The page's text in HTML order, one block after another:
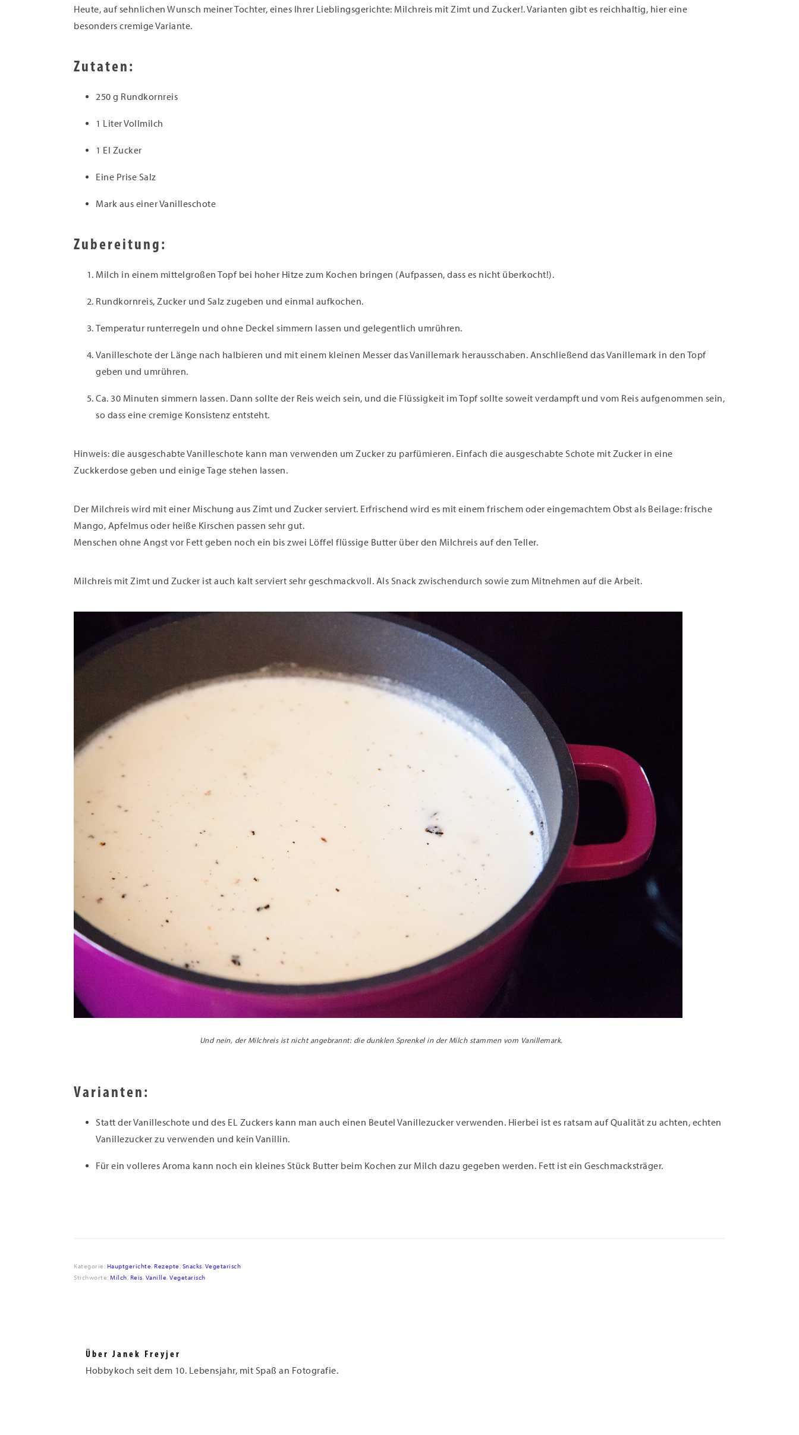
Heute, auf sehnlichen Wunsch meiner Tochter, eines Ihrer Lieblingsgerichte: Milchreis mit Zimt und Zucker!. Varianten gibt es reichhaltig, hier eine
besonders cremige Variante.
Zutaten:
250 g Rundkornreis
1 Liter Vollmilch
1 El Zucker
Eine Prise Salz
Mark aus einer Vanilleschote
Zubereitung:
Milch in einem mittelgroßen Topf bei hoher Hitze zum Kochen bringen (Aufpassen, dass es nicht überkocht!).
Rundkornreis, Zucker und Salz zugeben und einmal aufkochen.
Temperatur runterregeln und ohne Deckel simmern lassen und gelegentlich umrühren.
Vanilleschote der Länge nach halbieren und mit einem kleinen Messer das Vanillemark herausschaben. Anschließend das Vanillemark in den Topf
geben und umrühren.
Ca. 30 Minuten simmern lassen. Dann sollte der Reis weich sein, und die Flüssigkeit im Topf sollte soweit verdampft und vom Reis aufgenommen sein,
so dass eine cremige Konsistenz entsteht.
Hinweis: die ausgeschabte Vanilleschote kann man verwenden um Zucker zu parfümieren. Einfach die ausgeschabte Schote mit Zucker in eine
Zuckkerdose geben und einige Tage stehen lassen.
Der Milchreis wird mit einer Mischung aus Zimt und Zucker serviert. Erfrischend wird es mit einem frischem oder eingemachtem Obst als Beilage: frische
Mango, Apfelmus oder heiße Kirschen passen sehr gut.
Menschen ohne Angst vor Fett geben noch ein bis zwei Löffel flüssige Butter über den Milchreis auf den Teller.
Milchreis mit Zimt und Zucker ist auch kalt serviert sehr geschmackvoll. Als Snack zwischendurch sowie zum Mitnehmen auf die Arbeit.
Und nein, der Milchreis ist nicht angebrannt: die dunklen Sprenkel in der Milch stammen vom Vanillemark.
Varianten:
Statt der Vanilleschote und des EL Zuckers kann man auch einen Beutel Vanillezucker verwenden. Hierbei ist es ratsam auf Qualität zu achten, echten
Vanillezucker zu verwenden und kein Vanillin.
Für ein volleres Aroma kann noch ein kleines Stück Butter beim Kochen zur Milch dazu gegeben werden. Fett ist ein Geschmacksträger.
Kategorie: Hauptgerichte, Rezepte, Snacks, Vegetarisch
Stichworte: Milch, Reis, Vanille, Vegetarisch
Über Janek Freyjer
Hobbykoch seit dem 10. Lebensjahr, mit Spaß an Fotografie.